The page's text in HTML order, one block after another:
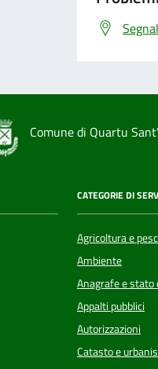
Comune di Quartu
CATEGORIE DI
Agricoltura e
Ambiente
Anagrafe e stato
Appalti pubblici
Autorizzazioni
Catasto e